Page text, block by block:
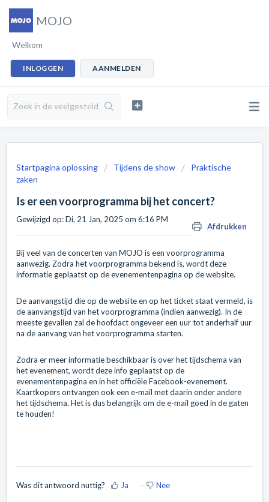
MOJO
Welkom
INLOGGEN AANMELDEN
Startpagina oplossing Tijdens de show
Praktische
zaken
Is er een voorprogramma bij het concert?
Afdrukken
Gewijzigd op: Di, 21 Jan, 2025 om 6:16 PM
Bij veel van de concerten van MOJO is een voorprogramma
aanwezig. Zodra het voorprogramma bekend is, wordt deze
informatie geplaatst op de evenementenpagina op de website.
De aanvangstijd die op de website en op het ticket staat vermeld, is
de aanvangstijd van het voorprogramma (indien aanwezig). In de
meeste gevallen zal de hoofdact ongeveer een uur tot anderhalf uur
na de aanvang van het voorprogramma starten.
Zodra er meer informatie beschikbaar is over het tijdschema van
het evenement, wordt deze info geplaatst op de
evenementenpagina en in het officiële Facebook-evenement.
Kaartkopers ontvangen ook een e-mail met daarin onder andere
het tijdschema. Het is dus belangrijk om de e-mail goed in de gaten
te houden!
Was dit antwoord nuttig? Ja Nee